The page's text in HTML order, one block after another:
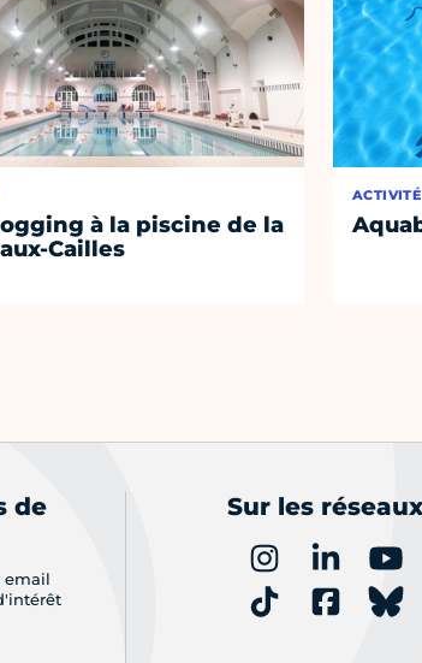
à la piscine de la
Cailles
ACTIVITÉ
de
email
Sur les